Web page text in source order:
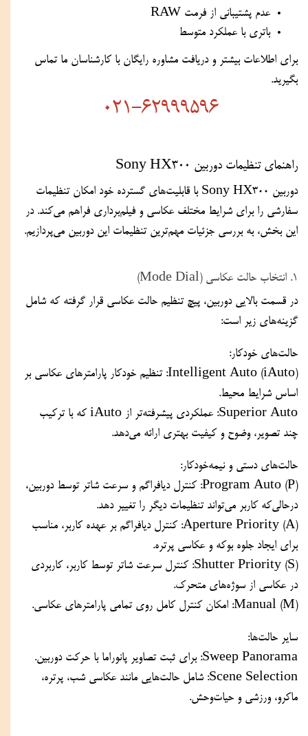
عدم پشتیبانی از فرمت RAW
باتری با عملکرد متوسط
بگیرید.
021-62999596
راهنمای تنظیمات دوربین Sony HX300
این بخش، به بررسی جزئیات مهم‌ترین تنظیمات این دوربین می‌پردازیم.
۱. انتخاب حالت عکاسی (Mode Dial)
گزینه‌های زیر است:
حالت‌های خودکار:
اساس شرایط محیط.
چند تصویر، وضوح و کیفیت بهتری ارائه می‌دهد.
حالت‌های دستی و نیمه‌خودکار:
درحالی‌که کاربر می‌تواند تنظیمات دیگر را تغییر دهد.
برای ایجاد جلوه بوکه و عکاسی پرتره.
در عکاسی از سوژه‌های متحرک.
(Manual (M: امکان کنترل کامل روی تمامی پارامترهای عکاسی.
سایر حالت‌ها:
Sweep Panorama: برای ثبت تصاویر پانوراما با حرکت دوربین.
ماکرو، ورزشی و حیات‌وحش.